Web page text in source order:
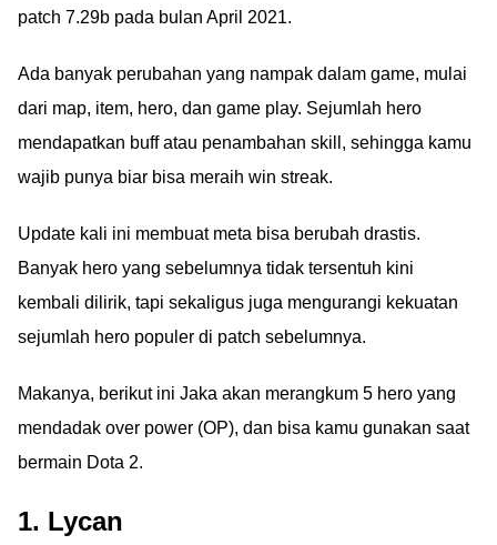
patch 7.29b pada bulan April 2021.
Ada banyak perubahan yang nampak dalam game, mulai
dari map, item, hero, dan game play. Sejumlah hero
mendapatkan buff atau penambahan skill, sehingga kamu
wajib punya biar bisa meraih win streak.
Update kali ini membuat meta bisa berubah drastis.
Banyak hero yang sebelumnya tidak tersentuh kini
kembali dilirik, tapi sekaligus juga mengurangi kekuatan
sejumlah hero populer di patch sebelumnya.
Makanya, berikut ini Jaka akan merangkum 5 hero yang
mendadak over power (OP), dan bisa kamu gunakan saat
bermain Dota 2.
1. Lycan